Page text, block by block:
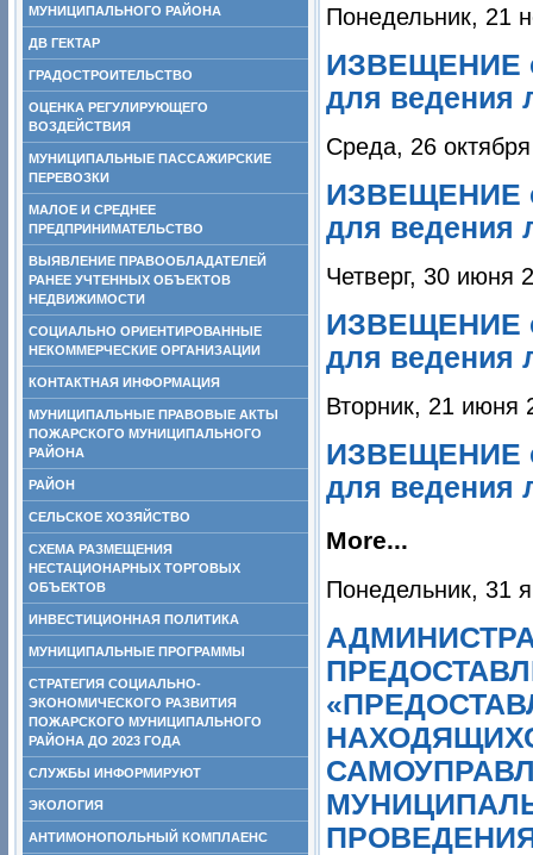
МУНИЦИПАЛЬНОГО РАЙОНА
ДВ ГЕКТАР
ГРАДОСТРОИТЕЛЬСТВО
ОЦЕНКА РЕГУЛИРУЮЩЕГО
ВОЗДЕЙСТВИЯ
МУНИЦИПАЛЬНЫЕ ПАССАЖИРСКИЕ
ПЕРЕВОЗКИ
МАЛОЕ И СРЕДНЕЕ
ПРЕДПРИНИМАТЕЛЬСТВО
ВЫЯВЛЕНИЕ ПРАВООБЛАДАТЕЛЕЙ
РАНЕЕ УЧТЕННЫХ ОБЪЕКТОВ
НЕДВИЖИМОСТИ
СОЦИАЛЬНО ОРИЕНТИРОВАННЫЕ
НЕКОММЕРЧЕСКИЕ ОРГАНИЗАЦИИ
КОНТАКТНАЯ ИНФОРМАЦИЯ
МУНИЦИПАЛЬНЫЕ ПРАВОВЫЕ АКТЫ
ПОЖАРСКОГО МУНИЦИПАЛЬНОГО
РАЙОНА
РАЙОН
СЕЛЬСКОЕ ХОЗЯЙСТВО
СХЕМА РАЗМЕЩЕНИЯ
НЕСТАЦИОНАРНЫХ ТОРГОВЫХ
ОБЪЕКТОВ
ИНВЕСТИЦИОННАЯ ПОЛИТИКА
МУНИЦИПАЛЬНЫЕ ПРОГРАММЫ
СТРАТЕГИЯ СОЦИАЛЬНО-
ЭКОНОМИЧЕСКОГО РАЗВИТИЯ
ПОЖАРСКОГО МУНИЦИПАЛЬНОГО
РАЙОНА ДО 2023 ГОДА
СЛУЖБЫ ИНФОРМИРУЮТ
ЭКОЛОГИЯ
АНТИМОНОПОЛЬНЫЙ КОМПЛАЕНС
Понедельник, 21
ИЗВЕЩЕНИЕ о
для ведения
Среда, 26
ИЗВЕЩЕНИЕ о
для ведения
Четверг, 30 июня
ИЗВЕЩЕНИЕ о
для ведения
Вторник, 21 июня
ИЗВЕЩЕНИЕ о
для ведения
More...
Понедельник, 31